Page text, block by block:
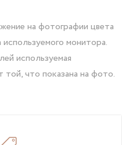
на фотографии цвета
монитора.
используемая
что показана на фото.